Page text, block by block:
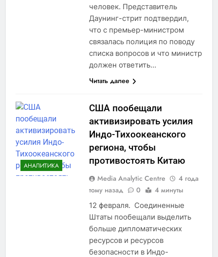
человек. Представитель
Даунинг-стрит подтвердил,
что с премьер-министром
связалась полиция по поводу
списка вопросов и что министр
должен ответить…
Читать далее
АНАЛИТИКА
США пообещали
активизировать усилия
Индо-Тихоокеанского
региона, чтобы
противостоять Китаю
Media Analytic Centre
4 года
тому назад
0 4 минуты
12 февраля. Соединенные
Штаты пообещали выделить
больше дипломатических
ресурсов и ресурсов
безопасности в Индо-